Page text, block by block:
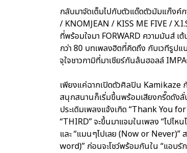
กลับมาจัดเต็มไปกับตัวแด๊ดตัวมัมแก๊งค์
/ KNOMJEAN / KISS ME FIVE /
ที่พร้อมใจมา FORWARD ความมันส์
กว่า 80 บทเพลงฮิตที่คิดถึง กับเวทีรูปแ
จุใจชาวกามิที่มาเชียร์กันล้นฮอลล์
เพียงแค่ฉากเปิดตัวศิลปิน Kamikaze กั
สนุกสนานก็เริ่มขึ้นพร้อมเสียงกรี๊ดดังลั่
ประเดิมเพลงแจ้งเกิด “Thank You
“THIRD” จะขึ้นมาแจมในเพลง “ไปไ
และ “แมนๆไปเลย (Now or Never)”
word)” ก่อนจะโชว์พร้อมกันใน “แอบรั